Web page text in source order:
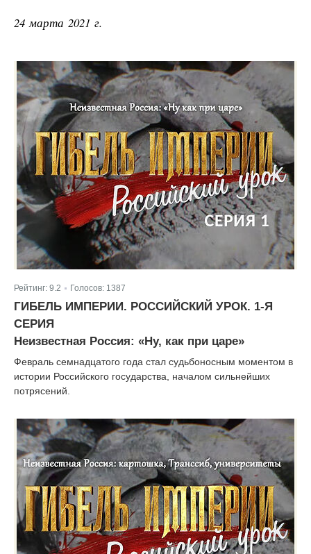
24 марта 2021 г.
Рейтинг: 9.2 Голосов: 1387
ГИБЕЛЬ ИМПЕРИИ. РОССИЙСКИЙ УРОК. 1-Я
СЕРИЯ
Неизвестная Россия: «Ну, как при царе»
Февраль семнадцатого года стал судьбоносным моментом в
истории Российского государства, началом сильнейших
потрясений.